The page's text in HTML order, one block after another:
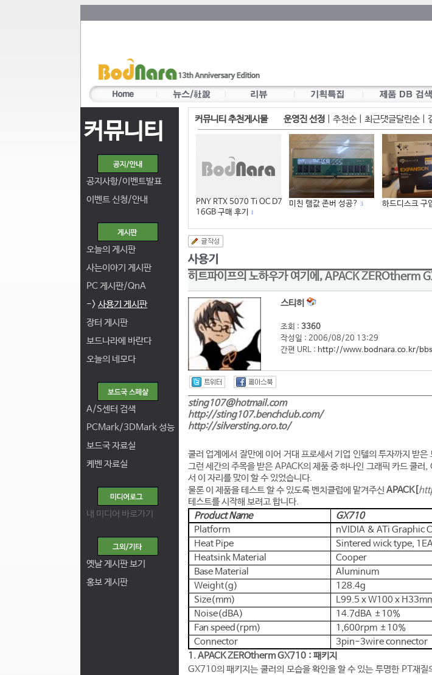
커뮤니티
공지사항/이벤트발표
이벤트 신청/안내
오늘의 게시판
사는이야기 게시판
PC 게시판/QnA
-> 사용기 게시판
장터 게시판
보드나라에 바란다
오늘의 네모다
A/S센터 검색
PCMark/3DMark 성능
보드국 자료실
케벤 자료실
내 미디어 바로가기
옛날 게시판 보기
홍보 게시판
커뮤니티 추천게시물 운영진 선정 추천순| 최근댓글달린순|
PNY RTX 5070 Ti OC D7
16GB 구매 후기
1
미친 램값 존버 성공? 3 하드디스크 구
히트파이프의 노하우가 여기에, APACK ZEROtherm
스티히
조회 : 3360
작성일 : 2006/08/20 13:29
간편 URL : http://www.bodnara.co.kr/
sting107@hotmail.com
http://sting107.benchclub.com/
http://silversting.oro.to/
쿨러 업계에서 잘만에 이어 거대 프로세서 기업 인텔의 투자까지 받
그런 세간의 주목을 받은 APACK의 제품 중 하나인 그래픽 카드 쿨
서 이 자리를 맞이 할 수 있었습니다.
물론 이 제품을 테스트 할 수 있도록 벤치클럽에 맡겨주신 APACK[
테스트를 시작해 보려고 합니다.
Product Name
GX710
Platform
nVIDIA & ATi Graphic
Heat Pipe
Sintered wick type,
Heatsink Material
Cooper
Base Material
Aluminum
Weight(g)
128.4g
Size(mm)
L99.5 x W100 x
Noise(dBA)
14.7dBA ±10%
Fan speed(rpm)
1,600rpm ±10%
Connector
3pin-3wire connector
1. APACK ZEROtherm GX710 : 패키지
GX710의 패키지는 쿨러의 모습을 확인을 할 수 있는 투명한 PT재질